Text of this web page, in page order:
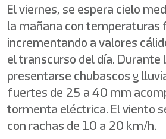
El viernes, se espera cielo
la mañana con temperaturas
incrementando a valores
el transcurso del día. Durante
presentarse chubascos y
fuertes de 25 a 40 mm
tormenta eléctrica. El viento
con rachas de 10 a 20 km/h.